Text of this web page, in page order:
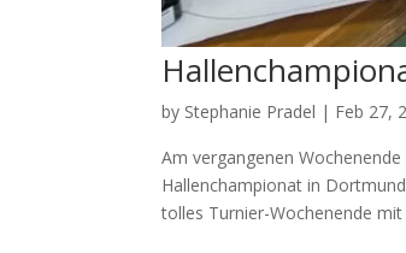
by Stephanie Pradel | Feb 27,
Am vergangenen
Hallenchampionat in
tolles Turnier-Wochenende